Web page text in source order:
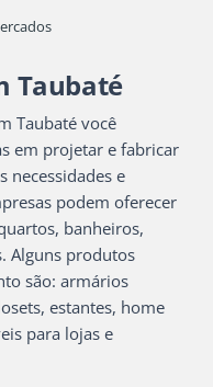
Taubaté
Taubaté você
em projetar e fabricar
necessidades e
podem oferecer
banheiros,
Alguns produtos
são: armários
estantes, home
para lojas e